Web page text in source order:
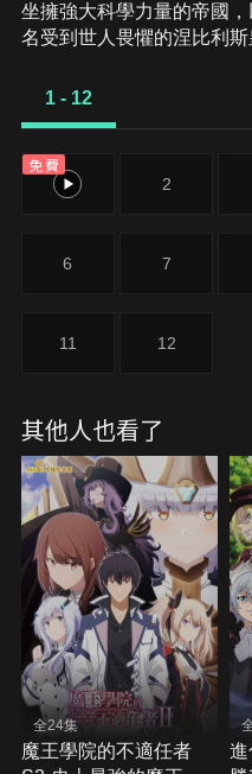
坐擁強大科學力量的帝國
名受到世人畏懼的涅比利
最強戰力的劍士──伊思卡
心，少女也迷上了少年的強
無法並肩而行，唯能戰至
1 - 12
免費
1 2
6 7
11 12
其他人也看了
全24集
魔王學院的不適任者
進